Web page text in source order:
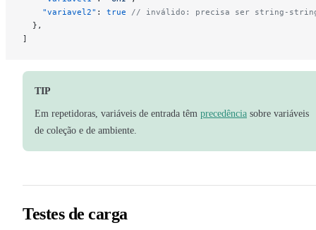
    "
variavel2" : true // inválido: precisa ser string-
  },
]
TIP
Em repetidoras, variáveis de entrada têm precedência sobre variáveis
de coleção e de ambiente.
Testes de carga